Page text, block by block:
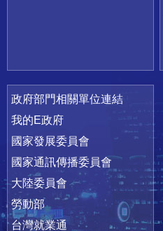
政府部門相關單位連結
我的E政府
國家發展委員會
國家通訊傳播委員會
大陸委員會
勞動部
台灣就業通